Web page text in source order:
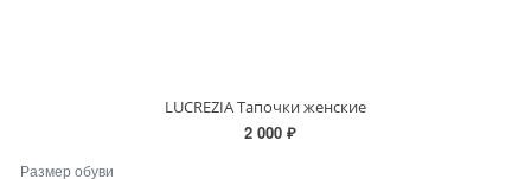
LUCREZIA Тапочки женские
2 000 ₽
Размер обуви